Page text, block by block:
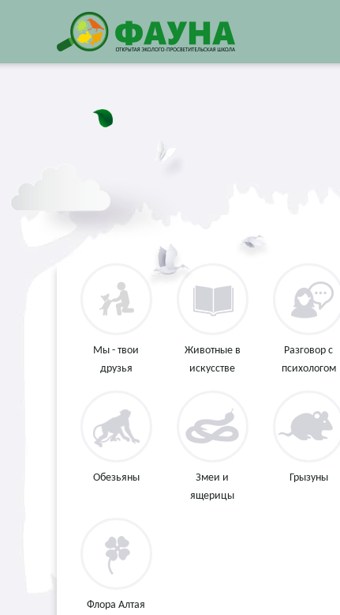
Мы - твои
друзья
Животные в
искусстве
Разговор с
психологом
Обезьяны
Змеи и
ящерицы
Грызуны
Флора Алтая